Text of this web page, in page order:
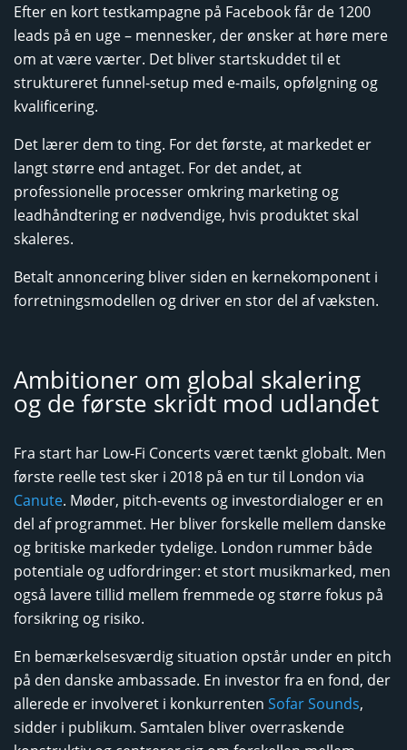
Efter en kort testkampagne på Facebook får de 1200
leads på en uge – mennesker, der ønsker at høre mere
om at være værter. Det bliver startskuddet til et
struktureret funnel-setup med e-mails, opfølgning og
kvalificering.
Det lærer dem to ting. For det første, at markedet er
langt større end antaget. For det andet, at
professionelle processer omkring marketing og
leadhåndtering er nødvendige, hvis produktet skal
skaleres.
Betalt annoncering bliver siden en kernekomponent i
forretningsmodellen og driver en stor del af væksten.
Ambitioner om global skalering
og de første skridt mod udlandet
Fra start har Low-Fi Concerts været tænkt globalt. Men
første reelle test sker i 2018 på en tur til London via
Canute. Møder, pitch-events og investordialoger er en
del af programmet. Her bliver forskelle mellem danske
og britiske markeder tydelige. London rummer både
potentiale og udfordringer: et stort musikmarked, men
også lavere tillid mellem fremmede og større fokus på
forsikring og risiko.
En bemærkelsesværdig situation opstår under en pitch
på den danske ambassade. En investor fra en fond, der
allerede er involveret i konkurrenten Sofar Sounds,
sidder i publikum. Samtalen bliver overraskende